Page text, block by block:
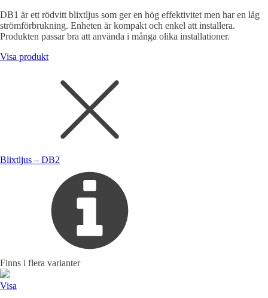
DB1 är ett rödvitt blixtljus som ger en hög effektivitet men har en låg
strömförbrukning. Enheten är kompakt och enkel att installera.
Produkten passar bra att använda i många olika installationer.
Visa produkt
Blixtljus – DB2
Finns i flera varianter
Visa